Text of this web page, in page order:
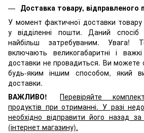
Доставка товару, відправленого
У момент фактичної доставки товару
у відділенні пошти. Даний спосіб
найбільш затребуваним. Увага!
включають великогабаритні і
доставки не провадиться. Ви можете
будь-яким іншим способом, який
доставки.
ВАЖЛИВО!
Перевіряйте
продуктів при отриманні. У разі
необхідно відправити його назад за
(інтернет магазину).